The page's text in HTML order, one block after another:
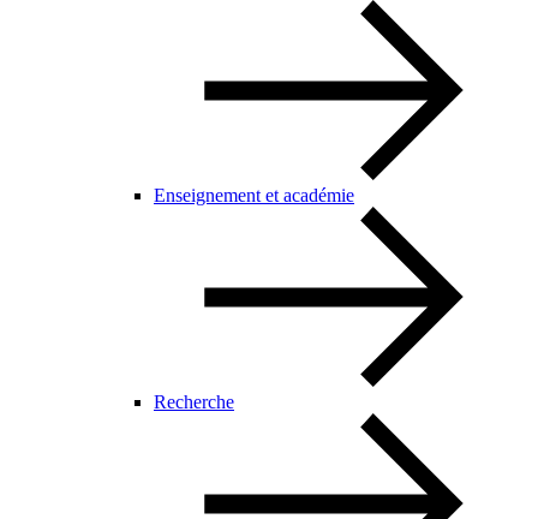
Enseignement et académie
Recherche